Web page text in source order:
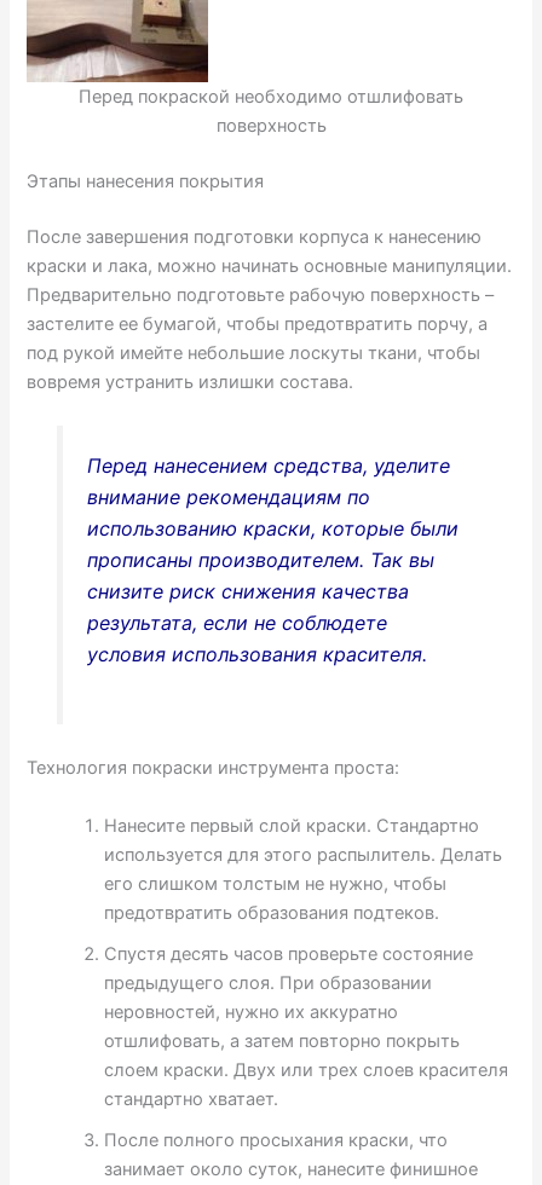
Перед покраской необходимо отшлифовать
поверхность
Этапы нанесения покрытия
После завершения подготовки корпуса к нанесению
краски и лака, можно начинать основные манипуляции.
Предварительно подготовьте рабочую поверхность –
застелите ее бумагой, чтобы предотвратить порчу, а
под рукой имейте небольшие лоскуты ткани, чтобы
вовремя устранить излишки состава.
Перед нанесением средства, уделите
внимание рекомендациям по
использованию краски, которые были
прописаны производителем. Так вы
снизите риск снижения качества
результата, если не соблюдете
условия использования красителя.
Технология покраски инструмента проста:
Нанесите первый слой краски. Стандартно
используется для этого распылитель. Делать
его слишком толстым не нужно, чтобы
предотвратить образования подтеков.
Спустя десять часов проверьте состояние
предыдущего слоя. При образовании
неровностей, нужно их аккуратно
отшлифовать, а затем повторно покрыть
слоем краски. Двух или трех слоев красителя
стандартно хватает.
После полного просыхания краски, что
занимает около суток, нанесите финишное